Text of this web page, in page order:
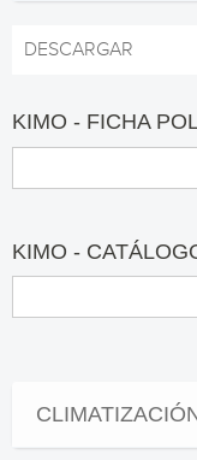
DESCARGAR
KIMO - FICHA
KIMO -